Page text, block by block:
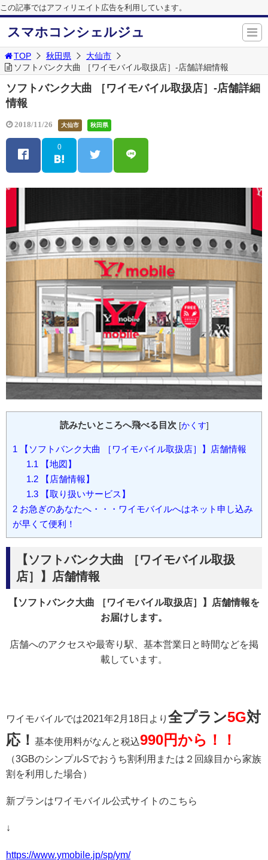
この記事ではアフィリエイト広告を利用しています。
スマホコンシェルジュ
TOP 秋田県
大仙市
ソフトバンク大曲 ［ワイモバイル取扱店］-店舗詳細情報
ソフトバンク大曲 ［ワイモバイル取扱店］-店舗詳細
情報
2018/11/26 大仙市 秋田県
0
読みたいところへ飛べる目次 [かくす]
1 【ソフトバンク大曲 ［ワイモバイル取扱店］】店舗情報
1.1【地図】
1.2【店舗情報】
1.3【取り扱いサービス】
2 お急ぎのあなたへ・・・ワイモバイルへはネット申し込み
が早くて便利！
【ソフトバンク大曲 ［ワイモバイル取扱
店］】店舗情報
【ソフトバンク大曲 ［ワイモバイル取扱店］】店舗情報を
お届けします。
店舗へのアクセスや最寄り駅、基本営業日と時間などを掲
載しています。
ワイモバイルでは2021年2月18日より 全プラン5G対
応！ 基本使用料がなんと税込990円から！！
（3GBのシンプルSでおうち割利用または２回線目から家族
割を利用した場合）
新プランはワイモバイル公式サイトのこちら
↓
https://www.ymobile.jp/sp/ym/